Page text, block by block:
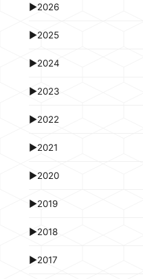
►2026
►2025
►2024
►2023
►2022
►2021
►2020
►2019
►2018
►2017